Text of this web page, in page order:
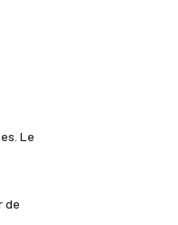
Le
de